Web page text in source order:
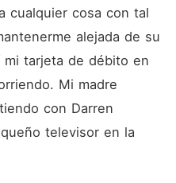
cualquier cosa con tal
alejada de su
tarjeta de débito en
Mi madre
con Darren
televisor en la